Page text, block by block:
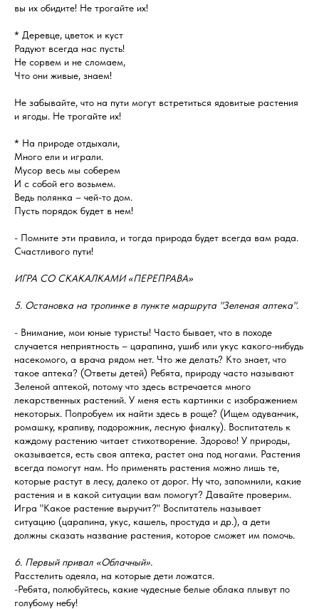
вы их обидите! Не трогайте их!
* Деревце, цветок и куст
Радуют всегда нас пусть!
Не сорвем и не сломаем,
Что они живые, знаем!
Не забывайте, что на пути могут встретиться ядовитые растения
и ягоды. Не трогайте их!
* На природе отдыхали,
Много ели и играли.
Мусор весь мы соберем
И с собой его возьмем.
Ведь полянка – чей-то дом.
Пусть порядок будет в нем!
- Помните эти правила, и тогда природа будет всегда вам рада.
Счастливого пути!
ИГРА СО СКАКАЛКАМИ «ПЕРЕПРАВА»
5. Остановка на тропинке в пункте маршрута "Зеленая аптека".
- Внимание, мои юные туристы! Часто бывает, что в походе
случается неприятность – царапина, ушиб или укус какого-нибудь
насекомого, а врача рядом нет. Что же делать? Кто знает, что
такое аптека? (Ответы детей) Ребята, природу часто называют
Зеленой аптекой, потому что здесь встречается много
лекарственных растений. У меня есть картинки с изображением
некоторых. Попробуем их найти здесь в роще? (Ищем одуванчик,
ромашку, крапиву, подорожник, лесную фиалку). Воспитатель к
каждому растению читает стихотворение. Здорово! У природы,
оказывается, есть своя аптека, растет она под ногами. Растения
всегда помогут нам. Но применять растения можно лишь те,
которые растут в лесу, далеко от дорог. Ну что, запомнили, какие
растения и в какой ситуации вам помогут? Давайте проверим.
Игра "Какое растение выручит?" Воспитатель называет
ситуацию (царапина, укус, кашель, простуда и др.), а дети
должны сказать название растения, которое сможет им помочь.
6. Первый привал «Облачный».
Расстелить одеяла, на которые дети ложатся.
-Ребята, полюбуйтесь, какие чудесные белые облака плывут по
голубому небу!